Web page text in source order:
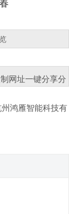
网址一键分享分
州鸿雁智能科技有